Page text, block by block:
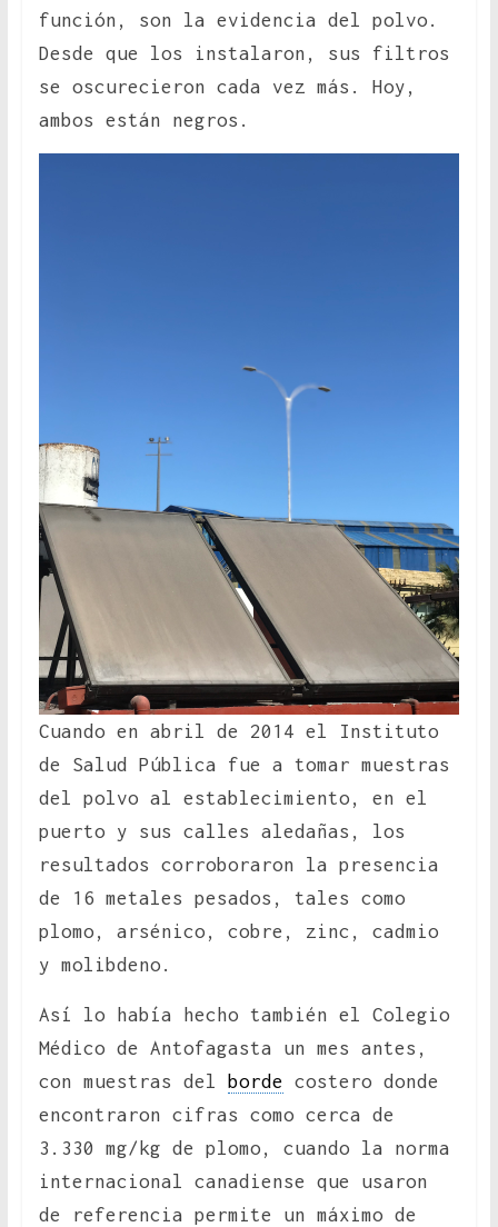
función, son la evidencia del polvo.
Desde que los instalaron, sus filtros
se oscurecieron cada vez más. Hoy,
ambos están negros.
Cuando en abril de 2014 el Instituto
de Salud Pública fue a tomar muestras
del polvo al establecimiento, en el
puerto y sus calles aledañas, los
resultados corroboraron la presencia
de 16 metales pesados, tales como
plomo, arsénico, cobre, zinc, cadmio
y molibdeno.
Así lo había hecho también el Colegio
Médico de Antofagasta un mes antes,
con muestras del borde costero donde
encontraron cifras como cerca de
3.330 mg/kg de plomo, cuando la norma
internacional canadiense que usaron
de referencia permite un máximo de